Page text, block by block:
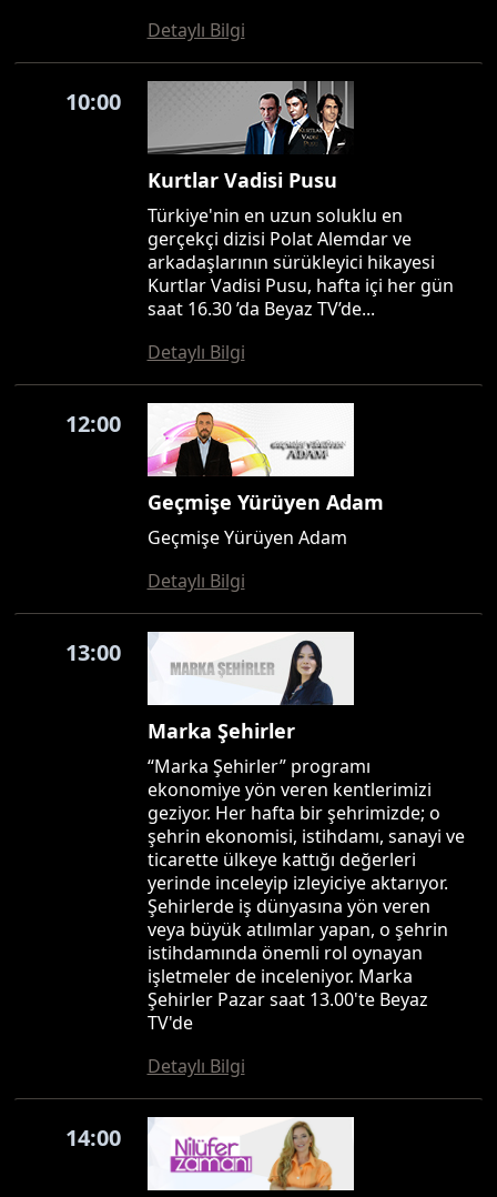
Detaylı Bilgi
10:00
Kurtlar Vadisi Pusu
Türkiye'nin en uzun soluklu en
gerçekçi dizisi Polat Alemdar ve
arkadaşlarının sürükleyici hikayesi
Kurtlar Vadisi Pusu, hafta içi her gün
saat 16.30 ’da Beyaz TV’de...
Detaylı Bilgi
12:00
Geçmişe Yürüyen Adam
Geçmişe Yürüyen Adam
Detaylı Bilgi
13:00
Marka Şehirler
“Marka Şehirler” programı
ekonomiye yön veren kentlerimizi
geziyor. Her hafta bir şehrimizde; o
şehrin ekonomisi, istihdamı, sanayi ve
ticarette ülkeye kattığı değerleri
yerinde inceleyip izleyiciye aktarıyor.
Şehirlerde iş dünyasına yön veren
veya büyük atılımlar yapan, o şehrin
istihdamında önemli rol oynayan
işletmeler de inceleniyor. Marka
Şehirler Pazar saat 13.00'te Beyaz
TV'de
Detaylı Bilgi
14:00